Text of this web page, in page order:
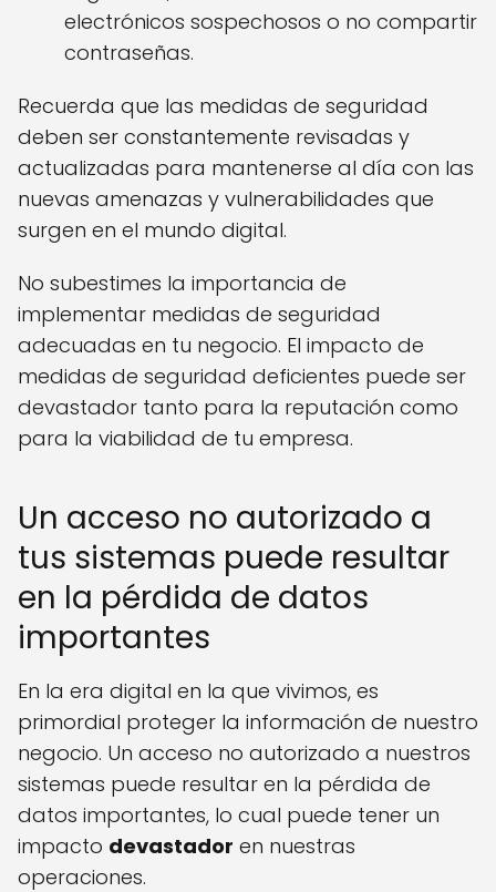
electrónicos sospechosos o no compartir
contraseñas.
Recuerda que las medidas de seguridad
deben ser constantemente revisadas y
actualizadas para mantenerse al día con las
nuevas amenazas y vulnerabilidades que
surgen en el mundo digital.
No subestimes la importancia de
implementar medidas de seguridad
adecuadas en tu negocio. El impacto de
medidas de seguridad deficientes puede ser
devastador tanto para la reputación como
para la viabilidad de tu empresa.
Un acceso no autorizado a
tus sistemas puede resultar
en la pérdida de datos
importantes
En la era digital en la que vivimos, es
primordial proteger la información de nuestro
negocio. Un acceso no autorizado a nuestros
sistemas puede resultar en la pérdida de
datos importantes, lo cual puede tener un
impacto devastador en nuestras
operaciones.